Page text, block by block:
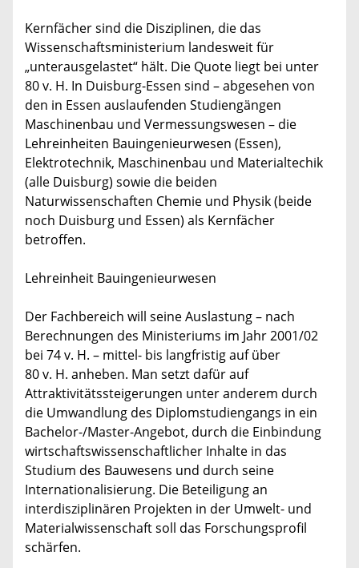
Kernfächer sind die Disziplinen, die das
Wissenschaftsministerium landesweit für
„unterausgelastet“ hält. Die Quote liegt bei unter
80 v. H. In Duisburg-Essen sind – abgesehen von
den in Essen auslaufenden Studiengängen
Maschinenbau und Vermessungswesen – die
Lehreinheiten Bauingenieurwesen (Essen),
Elektrotechnik, Maschinenbau und Materialtechik
(alle Duisburg) sowie die beiden
Naturwissenschaften Chemie und Physik (beide
noch Duisburg und Essen) als Kernfächer
betroffen.
Lehreinheit Bauingenieurwesen
Der Fachbereich will seine Auslastung – nach
Berechnungen des Ministeriums im Jahr 2001/02
bei 74 v. H. – mittel- bis langfristig auf über
80 v. H. anheben. Man setzt dafür auf
Attraktivitätssteigerungen unter anderem durch
die Umwandlung des Diplomstudiengangs in ein
Bachelor-/Master-Angebot, durch die Einbindung
wirtschaftswissenschaftlicher Inhalte in das
Studium des Bauwesens und durch seine
Internationalisierung. Die Beteiligung an
interdisziplinären Projekten in der Umwelt- und
Materialwissenschaft soll das Forschungsprofil
schärfen.